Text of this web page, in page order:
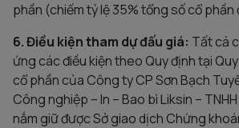
phần (chiếm tỷ lệ 35% tổng số cổ phần
6. Điều kiện tham dự đấu giá: Tất cả
ứng các điều kiện theo Quy định tại
cổ phần của Công ty CP Sơn Bạch
Công nghiệp – In – Bao bì Liksin –
nắm giữ được Sở giao dịch Chứng